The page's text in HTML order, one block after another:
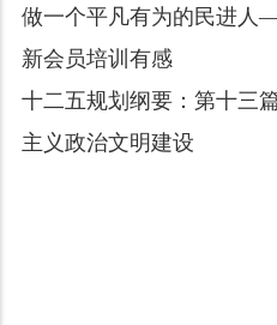
做一个平凡有为的民进人
新会员培训有感
十二五规划纲要：第十
主义政治文明建设